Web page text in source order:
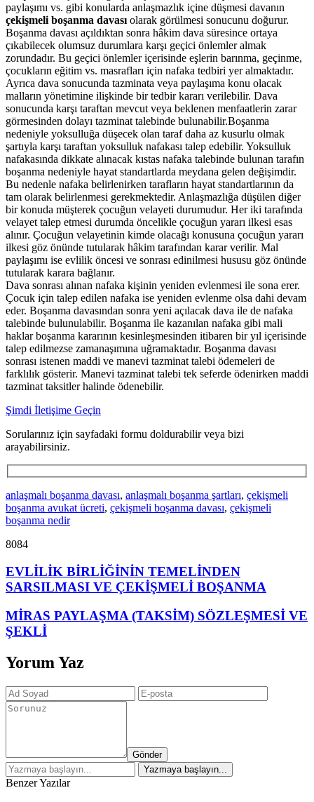
paylaşımı vs. gibi konularda anlaşmazlık içine düşmesi davanın
çekişmeli boşanma davası olarak görülmesi sonucunu doğurur.
Boşanma davası açıldıktan sonra hâkim dava süresince ortaya
çıkabilecek olumsuz durumlara karşı geçici önlemler almak
zorundadır. Bu geçici önlemler içerisinde eşlerin barınma, geçinme,
çocukların eğitim vs. masrafları için nafaka tedbiri yer almaktadır.
Ayrıca dava sonucunda tazminata veya paylaşıma konu olacak
malların yönetimine ilişkinde bir tedbir kararı verilebilir. Dava
sonucunda karşı taraftan mevcut veya beklenen menfaatlerin zarar
görmesinden dolayı tazminat talebinde bulunabilir.Boşanma
nedeniyle yoksulluğa düşecek olan taraf daha az kusurlu olmak
şartıyla karşı taraftan yoksulluk nafakası talep edebilir. Yoksulluk
nafakasında dikkate alınacak kıstas nafaka talebinde bulunan tarafın
boşanma nedeniyle hayat standartlarda meydana gelen değişimdir.
Bu nedenle nafaka belirlenirken tarafların hayat standartlarının da
tam olarak belirlenmesi gerekmektedir. Anlaşmazlığa düşülen diğer
bir konuda müşterek çocuğun velayeti durumudur. Her iki tarafında
velayet talep etmesi durumda öncelikle çocuğun yararı ilkesi esas
alınır. Çocuğun velayetinin kimde olacağı konusuna çocuğun yararı
ilkesi göz önünde tutularak hâkim tarafından karar verilir. Mal
paylaşımı ise evlilik öncesi ve sonrası edinilmesi hususu göz önünde
tutularak karara bağlanır.
Dava sonrası alınan nafaka kişinin yeniden evlenmesi ile sona erer.
Çocuk için talep edilen nafaka ise yeniden evlenme olsa dahi devam
eder. Boşanma davasından sonra yeni açılacak dava ile de nafaka
talebinde bulunulabilir. Boşanma ile kazanılan nafaka gibi mali
haklar boşanma kararının kesinleşmesinden itibaren bir yıl içerisinde
talep edilmezse zamanaşımına uğramaktadır. Boşanma davası
sonrası istenen maddi ve manevi tazminat talebi ödemeleri de
farklılık gösterir. Manevi tazminat talebi tek seferde ödenirken maddi
tazminat taksitler halinde ödenebilir.
Şimdi İletişime Geçin
Sorularınız için sayfadaki formu doldurabilir veya bizi
arayabilirsiniz.
anlaşmalı boşanma davası, anlaşmalı boşanma şartları, çekişmeli
boşanma avukat ücreti, çekişmeli boşanma davası, çekişmeli
boşanma nedir
8084
EVLİLİK BİRLİĞİNİN TEMELİNDEN
SARSILMASI VE ÇEKİŞMELİ BOŞANMA
MİRAS PAYLAŞMA (TAKSİM) SÖZLEŞMESİ VE
ŞEKLİ
Yorum Yaz
Gönder
Benzer Yazılar